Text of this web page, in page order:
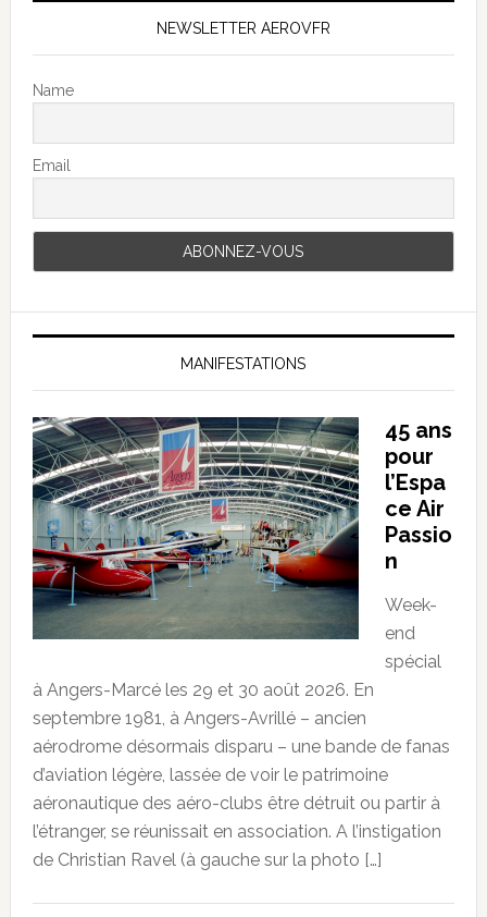
NEWSLETTER AEROVFR
Name
Email
MANIFESTATIONS
45 ans
pour
l’Espa
ce Air
Passio
n
Week-
end
spécial
à Angers-Marcé les 29 et 30 août 2026. En
septembre 1981, à Angers-Avrillé – ancien
aérodrome désormais disparu – une bande de fanas
d’aviation légère, lassée de voir le patrimoine
aéronautique des aéro-clubs être détruit ou partir à
l’étranger, se réunissait en association. A l’instigation
de Christian Ravel (à gauche sur la photo […]